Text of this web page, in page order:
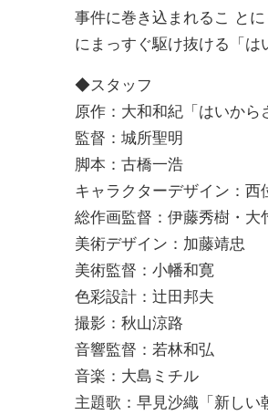
事件に巻き込まれるこ と
にまっすぐ駆け抜ける「
◆スタッフ
原作：大和和紀「はいから
監督：城所聖明
脚本：古橋一浩
キャラクターデザイン：西
総作画監督：伊藤秀樹・大
美術デザイン：加藤靖忠
美術監督：小幡和寛
色彩設計：辻田邦夫
撮影：秋山涼路
音響監督：若林和弘
音楽：大島ミチル
主題歌：早見沙織「新しい